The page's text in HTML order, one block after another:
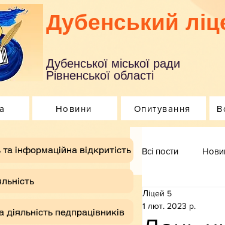
Дубенський
Дубенської міської ради
Рівненської області
Новини Опитування
Всі пости
Ліцей 5
1 лют. 2023 р.
інформаційна відкритість
діяльність педпрацівників